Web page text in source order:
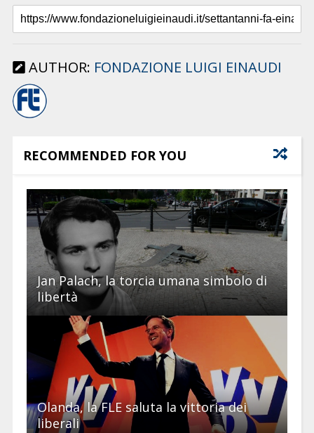
AUTHOR: FONDAZIONE LUIGI EINAUDI
RECOMMENDED FOR YOU
Jan Palach, la torcia umana simbolo di
libertà
Olanda, la FLE saluta la vittoria dei
liberali